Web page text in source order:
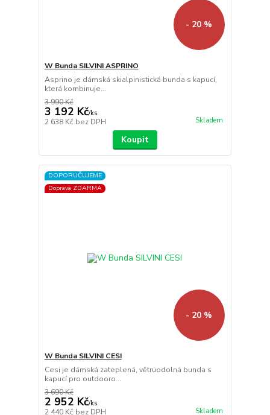
- 20 %
W Bunda SILVINI ASPRINO
Asprino je dámská skialpinistická bunda s kapucí,
která kombinuje...
3 990 Kč
3 192 Kč/ks
2 638 Kč bez DPH Skladem
Koupit
DOPORUČUJEME
Doprava ZDARMA
- 20 %
W Bunda SILVINI CESI
Cesi je dámská zateplená, větruodolná bunda s
kapucí pro outdooro...
3 690 Kč
2 952 Kč/ks
2 440 Kč bez DPH Skladem